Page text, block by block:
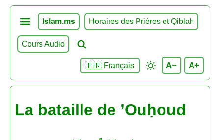
Islam.ms Horaires des Prières et Qiblah
Cours Audio
🇫🇷 Français A− A+
La bataille de ’Ouḥoud